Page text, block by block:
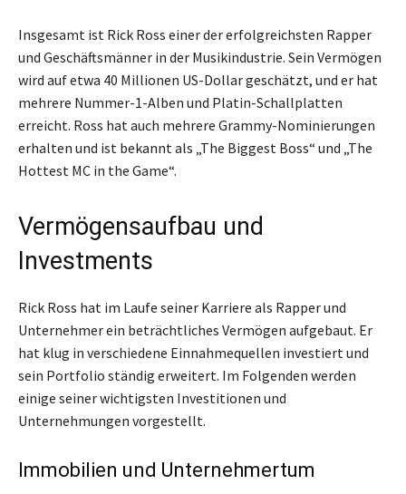
Insgesamt ist Rick Ross einer der erfolgreichsten Rapper
und Geschäftsmänner in der Musikindustrie. Sein Vermögen
wird auf etwa 40 Millionen US-Dollar geschätzt, und er hat
mehrere Nummer-1-Alben und Platin-Schallplatten
erreicht. Ross hat auch mehrere Grammy-Nominierungen
erhalten und ist bekannt als „The Biggest Boss“ und „The
Hottest MC in the Game“.
Vermögensaufbau und
Investments
Rick Ross hat im Laufe seiner Karriere als Rapper und
Unternehmer ein beträchtliches Vermögen aufgebaut. Er
hat klug in verschiedene Einnahmequellen investiert und
sein Portfolio ständig erweitert. Im Folgenden werden
einige seiner wichtigsten Investitionen und
Unternehmungen vorgestellt.
Immobilien und Unternehmertum